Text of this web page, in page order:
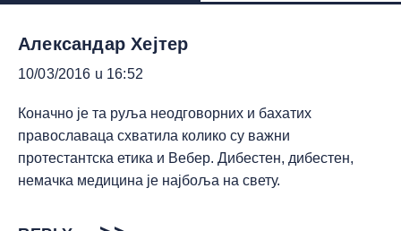
Александар Хејтер
10/03/2016 u 16:52
Коначно је та руља неодговорних и бахатих
православаца схватила колико су важни
протестантска етика и Вебер. Дибестен, дибестен,
немачка медицина је најбоља на свету.